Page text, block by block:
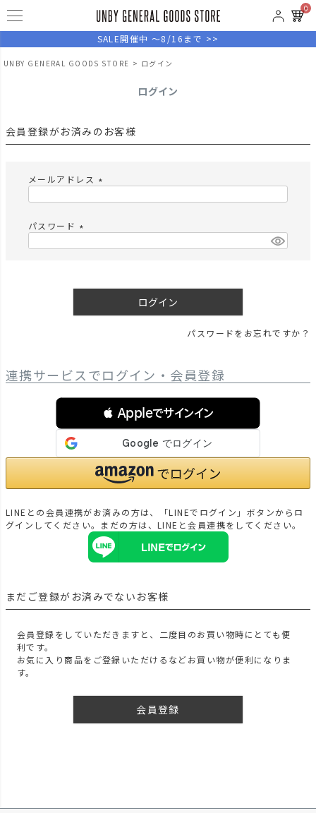
0
SALE開催中 ～8/16まで >>
UNBY GENERAL GOODS STORE ログイン
ログイン
会員登録がお済みのお客様
メールアドレス
)
パスワード
ログイン
パスワードをお忘れですか？
連携サービスでログイン・会員登録
 Appleでサインイン
LINEとの会員連携がお済みの方は、「LINEでログイン」ボタンからロ
グインしてください。まだの方は、LINEと会員連携をしてください。
まだご登録がお済みでないお客様
会員登録をしていただきますと、二度目のお買い物時にとても便
利です。
お気に入り商品をご登録いただけるなどお買い物が便利になりま
す。
会員登録